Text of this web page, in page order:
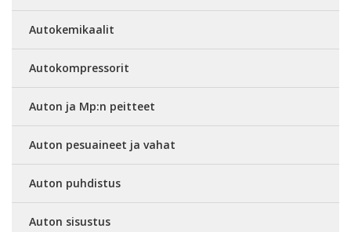
Autokemikaalit
Autokompressorit
Auton ja Mp:n peitteet
Auton pesuaineet ja vahat
Auton puhdistus
Auton sisustus